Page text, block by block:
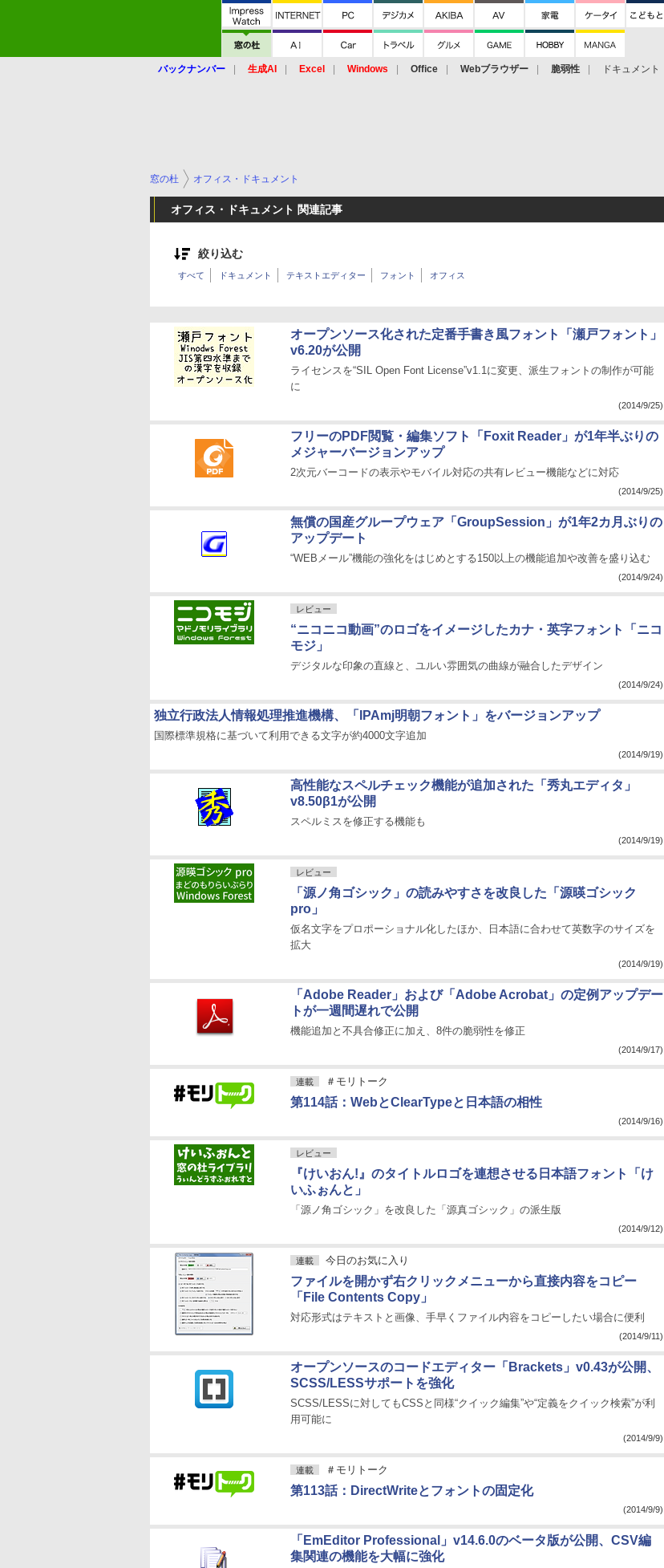
バックナンバー 生成AI Excel Windows Office Webブラウザー 脆弱性 ドキュメント
窓の杜 オフィス・ドキュメント
オフィス・ドキュメント 関連記事
絞り込む
すべて ドキュメント テキストエディター フォント オフィス
オープンソース化された定番手書き風フォント「瀬戸フォント」
v6.20が公開
ライセンスを“SIL Open Font License”v1.1に変更、派生フォントの制作が可能
に
(2014/9/25)
フリーのPDF閲覧・編集ソフト「Foxit Reader」が1年半ぶりの
メジャーバージョンアップ
2次元バーコードの表示やモバイル対応の共有レビュー機能などに対応
(2014/9/25)
無償の国産グループウェア「GroupSession」が1年2カ月ぶりの
アップデート
“WEBメール”機能の強化をはじめとする150以上の機能追加や改善を盛り込む
(2014/9/24)
レビュー
“ニコニコ動画”のロゴをイメージしたカナ・英字フォント「ニコ
モジ」
デジタルな印象の直線と、ユルい雰囲気の曲線が融合したデザイン
(2014/9/24)
独立行政法人情報処理推進機構、「IPAmj明朝フォント」をバージョンアップ
国際標準規格に基づいて利用できる文字が約4000文字追加
(2014/9/19)
高性能なスペルチェック機能が追加された「秀丸エディタ」
v8.50β1が公開
スペルミスを修正する機能も
(2014/9/19)
レビュー
「源ノ角ゴシック」の読みやすさを改良した「源暎ゴシック
pro」
仮名文字をプロポーショナル化したほか、日本語に合わせて英数字のサイズを
拡大
(2014/9/19)
「Adobe Reader」および「Adobe Acrobat」の定例アップデー
トが一週間遅れで公開
機能追加と不具合修正に加え、8件の脆弱性を修正
(2014/9/17)
連載 ＃モリトーク
第114話：WebとClearTypeと日本語の相性
(2014/9/16)
レビュー
『けいおん!』のタイトルロゴを連想させる日本語フォント「け
いふぉんと」
「源ノ角ゴシック」を改良した「源真ゴシック」の派生版
(2014/9/12)
連載 今日のお気に入り
ファイルを開かず右クリックメニューから直接内容をコピー
「File Contents Copy」
対応形式はテキストと画像、手早くファイル内容をコピーしたい場合に便利
(2014/9/11)
オープンソースのコードエディター「Brackets」v0.43が公開、
SCSS/LESSサポートを強化
SCSS/LESSに対してもCSSと同様“クイック編集”や“定義をクイック検索”が利
用可能に
(2014/9/9)
連載 ＃モリトーク
第113話：DirectWriteとフォントの固定化
(2014/9/9)
「EmEditor Professional」v14.6.0のベータ版が公開、CSV編
集関連の機能を大幅に強化